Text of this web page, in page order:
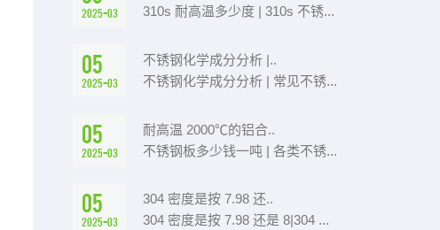
2025-03
310s 耐高温多少度 | 310s 不锈...
05
2025-03
不锈钢化学成分分析 |..
不锈钢化学成分分析 | 常见不锈...
05
2025-03
耐高温 2000℃的铝合..
不锈钢板多少钱一吨 | 各类不锈...
05
2025-03
304 密度是按 7.98 还..
304 密度是按 7.98 还是 8|304 ...